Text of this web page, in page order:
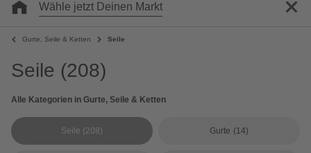
Wähle jetzt Deinen Markt
Gurte, Seile & Ketten Seile
Seile (208)
Alle Kategorien in Gurte, Seile & Ketten
Seile (208) Gurte (14)